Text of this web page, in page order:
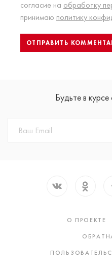
согласие на обработку
принимаю политику
Будьте в
О ПРОЕКТЕ